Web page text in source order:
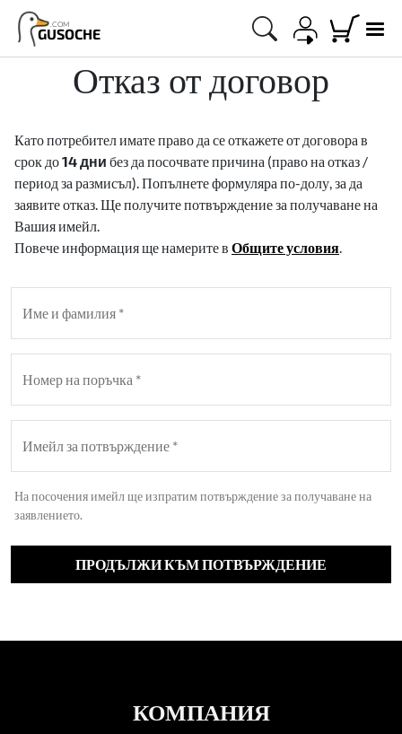
GUSOCHE
.COM
Отказ от договор
Като потребител имате право да се откажете от договора в
срок до14 дни без да посочвате причина (право на отказ /
период за размисъл). Попълнете формуляра по-долу, за да
заявите отказ. Ще получите потвърждение за получаване на
Вашия имейл.
Повече информация ще намерите в Общите условия.
Име и фамилия *
Номер на поръчка *
Имейл за потвърждение *
На посочения имейл ще изпратим потвърждение за получаване на
заявлението.
ПРОДЪЛЖИ КЪМ ПОТВЪРЖДЕНИЕ
КОМПАНИЯ